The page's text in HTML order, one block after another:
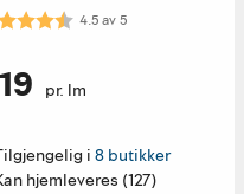
4.5 av 5 mulige
4.5av5
pr. lm
i 8 butikker
hjemleveres (127)